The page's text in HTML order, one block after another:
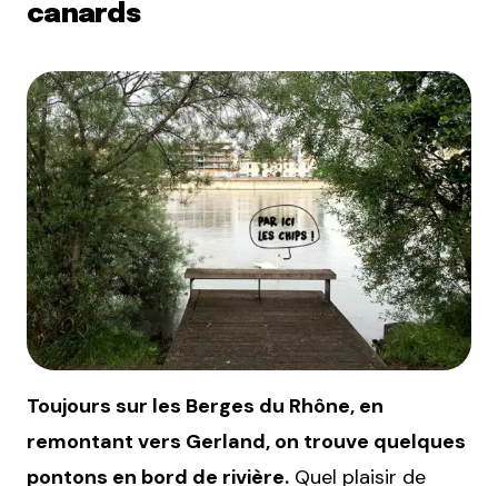
canards
Toujours sur les Berges du Rhône, en
remontant vers Gerland, on trouve quelques
pontons en bord de rivière. Quel plaisir de